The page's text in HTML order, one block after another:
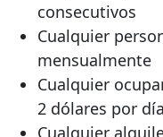
consecutivos
Cualquier
mensualmente
Cualquier
2 dólares por día